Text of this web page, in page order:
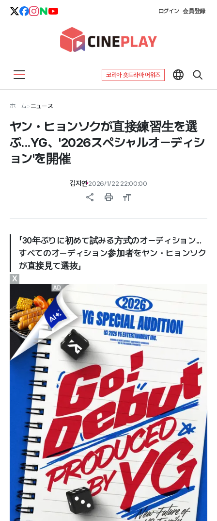
ログイン 会員登録
코리아 숏드라마 어워즈
ホーム>ニュース
ヤン・ヒョンソクが直接練習生を選
ぶ...YG、'2026スペシャルオーディシ
ョン'を開催
김지연 2026/1/22 22:00:00
share print format_size
「30年ぶりに初めて試みる方式のオーディション...
すべてのオーディション参加者をヤン・ヒョンソク
が直接見て選抜」
X